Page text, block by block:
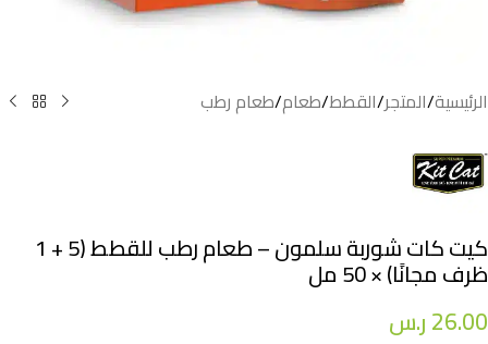
الرئيسية/المتجر/القطط/طعام/طعام رطب
كيت كات شوربة سلمون – طعام رطب للقطط (5 + 1
ظرف مجانًا) × 50 مل
26.00ر.س